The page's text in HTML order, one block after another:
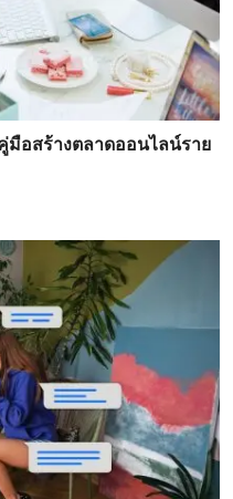
มือสร้างตลาดออนไลน์ราย